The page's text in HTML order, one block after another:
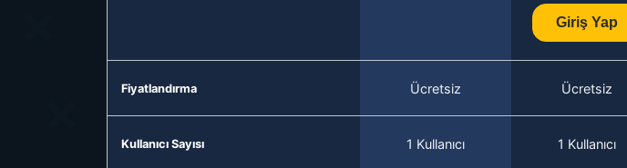
Giriş Yap
Fiyatlandırma Ücretsiz Ücretsiz
Kullanıcı Sayısı 1 Kullanıcı 1 Kullanıcı